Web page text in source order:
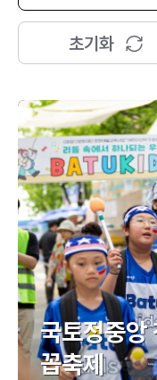
고
리
택
초기화
국토정중앙
꼽축제